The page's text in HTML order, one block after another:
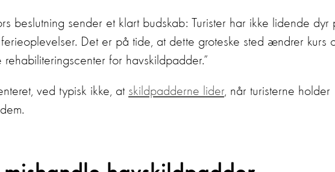
beslutning sender et klart budskab: Turister har ikke lidende dyr
ferieoplevelser. Det er på tide, at dette groteske sted ændrer kurs
for havskildpadder.”
ved typisk ikke, at skildpadderne lider, når turisterne holder